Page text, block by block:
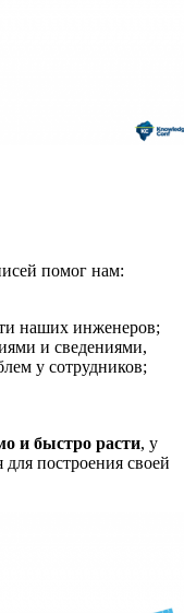
помог нам:
наших инженеров;
и сведениями,
у сотрудников;
и быстро расти, у
построения своей